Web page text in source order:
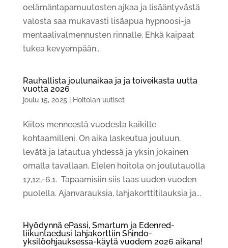
oelämäntapamuutosten ajkaa ja lisääntyvästä
valosta saa mukavasti lisäapua hypnoosi-ja
mentaalivalmennusten rinnalle. Ehkä kaipaat
tukea kevyempään...
Rauhallista joulunaikaa ja ja toiveikasta uutta
vuotta 2026
joulu 15, 2025 Hoitolan uutiset
Kiitos menneestä vuodesta kaikille
kohtaamilleni. On aika laskeutua jouluun,
levätä ja latautua yhdessä ja yksin jokainen
omalla tavallaan. Elelen hoitola on joulutauolla
17,12,-6.1. Tapaamisiin siis taas uuden vuoden
puolella. Ajanvarauksia, lahjakorttitilauksia ja...
Hyödynnä ePassi, Smartum ja Edenred-
liikuntaedusi lahjakorttiin Shindo-
yksilöohjauksessa-käytä vuodem 2026 aikana!